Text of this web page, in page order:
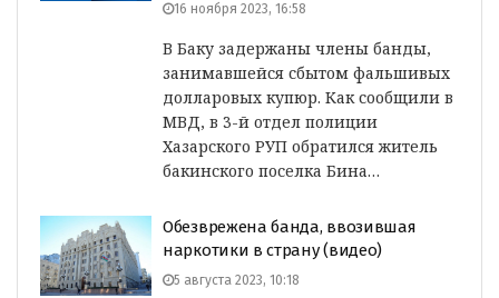
16 ноября 2023, 16:58
В Баку задержаны члены банды,
занимавшейся сбытом фальшивых
долларовых купюр. Как сообщили в
МВД, в 3-й отдел полиции
Хазарского РУП обратился житель
бакинского поселка Бина…
Обезврежена банда, ввозившая
наркотики в страну (видео)
5 августа 2023, 10:18